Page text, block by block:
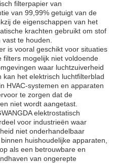
filterpapier van
van 99,99% getuigt van de
de eigenschappen van het
krachten gebruikt om stof
te houden.
is vooral geschikt voor situaties
mogelijk niet voldoende
waar luchtzuiverheid
het elektrisch luchtfilterblad
HVAC-systemen en apparaten
te zorgen dat de
niet wordt aangetast.
elektrostatisch
voor industrieën waar
niet onderhandelbaar
huishoudelijke apparaten,
als een betrouwbare en
van ongerepte